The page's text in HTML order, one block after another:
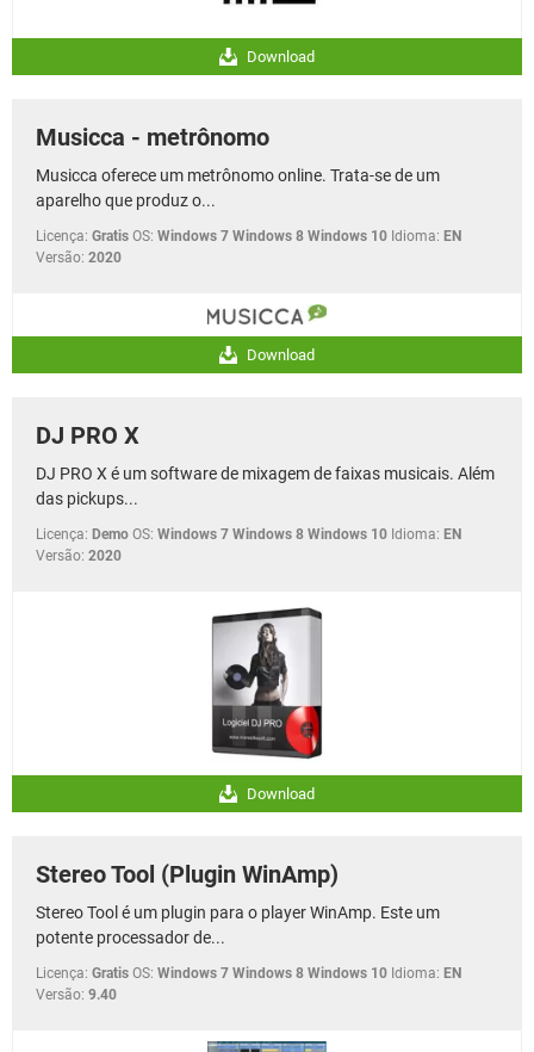
Download
Musicca - metrônomo
Musicca oferece um metrônomo online. Trata-se de um
aparelho que produz o...
Licença: Gratis OS: Windows 7 Windows 8 Windows 10 Idioma: EN
Versão: 2020
Download
DJ PRO X
DJ PRO X é um software de mixagem de faixas musicais. Além
das pickups...
Licença: Demo OS: Windows 7 Windows 8 Windows 10 Idioma: EN
Versão: 2020
Download
Stereo Tool (Plugin WinAmp)
Stereo Tool é um plugin para o player WinAmp. Este um
potente processador de...
Licença: Gratis OS: Windows 7 Windows 8 Windows 10 Idioma: EN
Versão: 9.40